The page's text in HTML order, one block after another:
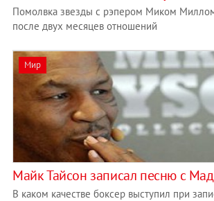
Помолвка звезды с рэпером Миком Миллом
после двух месяцев отношений
Мир
Майк Тайсон записал песню с
В каком качестве боксер выступил при